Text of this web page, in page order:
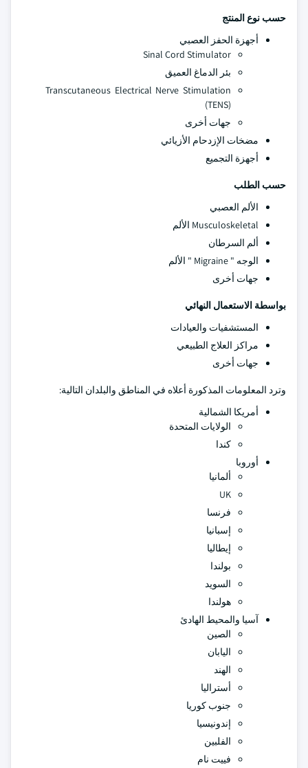
حسب نوع المنتج
أجهزة الحفز العصبي
Sinal Cord Stimulator
بئر الدماغ العميق
Transcutaneous Electrical Nerve Stimulation
(TENS)
جهات أخرى
مضخات الإزدحام الأزيائي
أجهزة التجميع
حسب الطلب
الألم العصبي
Musculoskeletal الألم
ألم السرطان
الوجه " Migraine " الألم
جهات أخرى
بواسطة الاستعمال النهائي
المستشفيات والعيادات
مراكز العلاج الطبيعي
جهات أخرى
وترد المعلومات المذكورة أعلاه في المناطق والبلدان التالية:
أمريكا الشمالية
الولايات المتحدة
كندا
أوروبا
ألمانيا
UK
فرنسا
إسبانيا
إيطاليا
بولندا
السويد
هولندا
آسيا والمحيط الهادئ
الصين
اليابان
الهند
أستراليا
جنوب كوريا
إندونيسيا
الفلبين
فييت نام